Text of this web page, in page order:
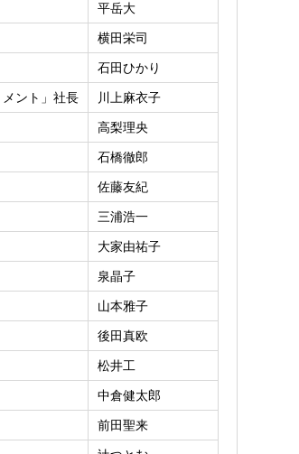
平岳大
横田栄司
石田ひかり
ント」社長
川上麻衣子
高梨理央
石橋徹郎
佐藤友紀
三浦浩一
大家由祐子
泉晶子
山本雅子
後田真欧
松井工
中倉健太郎
前田聖来